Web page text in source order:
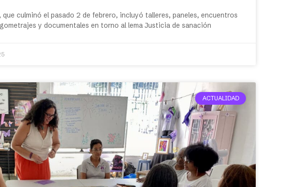
culminó el pasado 2 de febrero, incluyó talleres, paneles, encuentros
y documentales en torno al lema Justicia de sanación
ACTUALIDAD